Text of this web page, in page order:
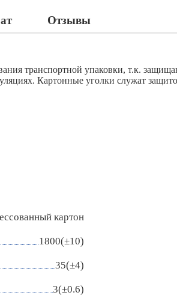
Отзывы
транспортной упаковки, т.к.
Картонные уголки служат
картон
1800(±10)
35(±4)
3(±0.6)